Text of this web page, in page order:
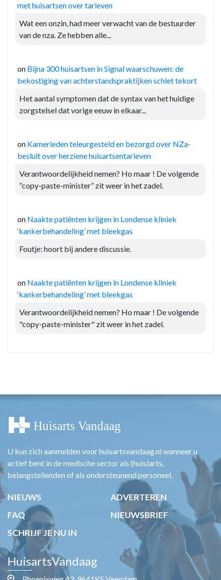
met huisartsen over tarieven
Wat een onzin, had meer verwacht van de bestuurder
van de nza. Ze hebben alle...
on Bijna 300 huisartsen in Signal waarschuwen: de
bekostiging van achterstandspraktijken schiet tekort
Het aantal symptomen dat de syntax van het huidige
zorgstelsel dat vorige eeuw in elkaar...
on Kamerleden teleurgesteld en bezorgd over NZa-
besluit over herziene huisartsentarieven
Verantwoordelijkheid nemen? Ho maar ! De volgende
“copy-paste-minister” zit weer in het zadel.
on Naakte patiënten krijgen in Londense kliniek
‘kankerbehandeling’ met bleekgas
Foutje: hoort bij andere discussie.
on Naakte patiënten krijgen in Londense kliniek
‘kankerbehandeling’ met bleekgas
Verantwoordelijkheid nemen? Ho maar ! De volgende
"copy-paste-minister" zit weer in het zadel.
U kun zich aanmelden voor huisartsvandaag.nl wanneer u
actief bent in de medische sector als (huis)arts,
belangstellenden of als ondersteunend personeel.
NIEUWS
ADVERTEREN
FAQ
NIEUWSBRIEF
SCHRIJF JE NU IN
HuisartsVandaag